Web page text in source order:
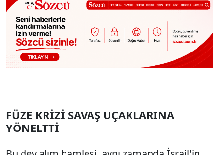
FÜZE KRİZİ SAVAŞ UÇAKLARINA
YÖNELTTİ